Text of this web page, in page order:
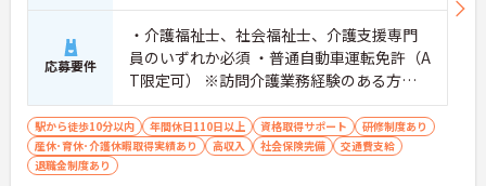
応募要件
・介護福祉士、社会福祉士、介護支援専門
員のいずれか必須 ・普通自動車運転免許（A
T限定可） ※訪問介護業務経験のある方は
尚良
駅から徒歩10分以内 年間休日110日以上 資格取得サポート
研修制度あり
産休･育休･介護休暇取得実績あり
高収入 社会保険完備
交通費支給
退職金制度あり